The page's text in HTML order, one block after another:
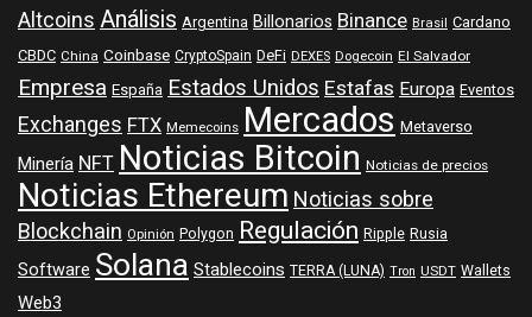
Altcoins Análisis Argentina Billonarios Binance Brasil Cardano
CBDC China Coinbase CryptoSpain DeFi DEXES Dogecoin El Salvador
Empresa España Estados Unidos Estafas Europa Eventos
Exchanges FTX Memecoins Mercados Metaverso
Minería NFTNoticias Bitcoin Noticias de precios
Noticias EthereumNoticias sobre
Blockchain Opinión Polygon Regulación Ripple Rusia
Software Solana Stablecoins TERRA (LUNA) Tron USDT Wallets
Web3